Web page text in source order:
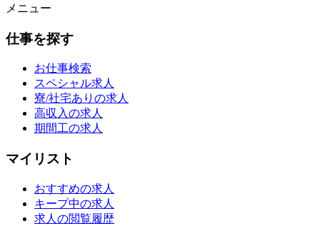
メニュー
仕事を探す
お仕事検索
スペシャル求人
寮/社宅ありの求人
高収入の求人
期間工の求人
マイリスト
おすすめの求人
キープ中の求人
求人の閲覧履歴